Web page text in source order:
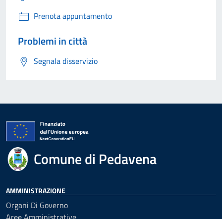
Prenota appuntamento
Problemi in città
Segnala disservizio
Comune di Pedavena
AMMINISTRAZIONE
Organi Di Governo